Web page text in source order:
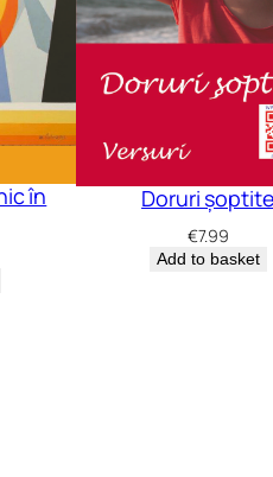
în
Doruri șoptite
€7.99
Add to basket